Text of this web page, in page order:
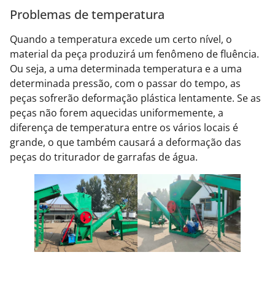
Problemas de temperatura
Quando a temperatura excede um certo nível, o
material da peça produzirá um fenômeno de fluência.
Ou seja, a uma determinada temperatura e a uma
determinada pressão, com o passar do tempo, as
peças sofrerão deformação plástica lentamente. Se as
peças não forem aquecidas uniformemente, a
diferença de temperatura entre os vários locais é
grande, o que também causará a deformação das
peças do triturador de garrafas de água.